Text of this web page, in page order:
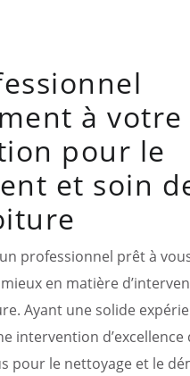
à votre
pour le
et soin
professionnel prêt à
en matière
Ayant une solide
intervention d’excellence
pour le nettoyage et le